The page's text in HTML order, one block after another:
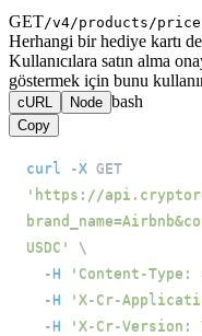
GET/v4/products/price
Herhangi bir hediye kartı
Kullanıcılara satın alma
göstermek için bunu
cURL Node bash
Copy
curl -X
'https://
USDC'
\
-H
'Content-
-H
'X-Cr-
-H
'X-Cr-Version: